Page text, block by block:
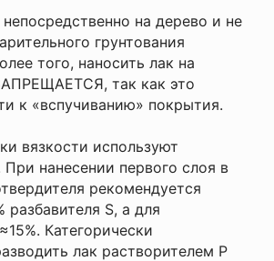
на дерево и не
грунтования
того, наносить лак на
, так как это
к «вспучиванию» покрытия.
вязкости используют
При нанесении первого слоя в
рекомендуется
разбавителя S, а для
Категорически
лак растворителем Р